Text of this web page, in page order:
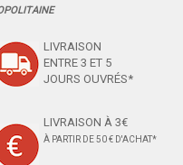
LIVRAISON
ENTRE 3 ET 5
JOURS OUVRÉS*
LIVRAISON À 3€
À PARTIR DE 50 € D'ACHAT*